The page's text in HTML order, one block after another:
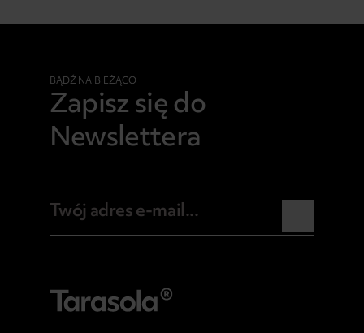
BĄDŹ NA BIEŻĄCO
Zapisz się do
Newslettera